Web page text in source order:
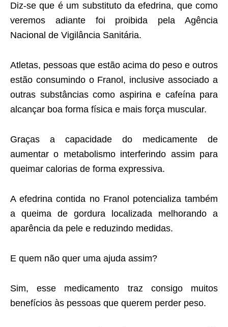
Diz-se que é um substituto da efedrina, que como
veremos adiante foi proibida pela Agência
Nacional de Vigilância Sanitária.
Atletas, pessoas que estão acima do peso e outros
estão consumindo o Franol, inclusive associado a
outras substâncias como aspirina e cafeína para
alcançar boa forma física e mais força muscular.
Graças a capacidade do medicamente de
aumentar o metabolismo interferindo assim para
queimar calorias de forma expressiva.
A efedrina contida no Franol potencializa também
a queima de gordura localizada melhorando a
aparência da pele e reduzindo medidas.
E quem não quer uma ajuda assim?
Sim, esse medicamento traz consigo muitos
benefícios às pessoas que querem perder peso.